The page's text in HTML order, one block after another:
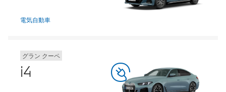
電気自動車
グラン クーペ
i4